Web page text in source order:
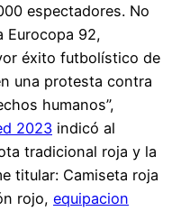
espectadores. No
Eurocopa 92,
éxito futbolístico de
una protesta contra
humanos”,
2023 indicó al
tradicional roja y la
titular: Camiseta roja
rojo, equipacion